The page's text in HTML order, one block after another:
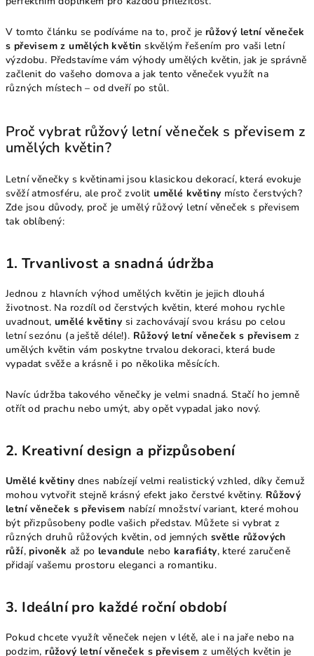
V tomto článku se podíváme na to, proč je růžový letní věneček
s převisem z umělých květin skvělým řešením pro vaši letní
výzdobu. Představíme vám výhody umělých květin, jak je správně
začlenit do vašeho domova a jak tento věneček využít na
různých místech – od dveří po stůl.
Proč vybrat růžový letní věneček s převisem z
umělých květin?
Letní věnečky s květinami jsou klasickou dekorací, která evokuje
svěží atmosféru, ale proč zvolitumělé květiny místo čerstvých?
Zde jsou důvody, proč je umělý růžový letní věneček s převisem
tak oblíbený:
1.Trvanlivost a snadná údržba
Jednou z hlavních výhod umělých květin je jejich dlouhá
životnost. Na rozdíl od čerstvých květin, které mohou rychle
uvadnout,umělé květiny si zachovávají svou krásu po celou
letní sezónu (a ještě déle!). Růžový letní věneček s převisem z
umělých květin vám poskytne trvalou dekoraci, která bude
vypadat svěže a krásně i po několika měsících.
Navíc údržba takového věnečky je velmi snadná. Stačí ho jemně
otřít od prachu nebo umýt, aby opět vypadal jako nový.
2. Kreativní design a přizpůsobení
Umělé květiny dnes nabízejí velmi realistický vzhled, díky čemuž
mohou vytvořit stejně krásný efekt jako čerstvé květiny. Růžový
letní věneček s převisem nabízí množství variant, které mohou
být přizpůsobeny podle vašich představ. Můžete si vybrat z
různých druhů růžových květin, od jemných světle růžových
růží, pivoněk až po levandule nebo karafiáty, které zaručeně
přidají vašemu prostoru eleganci a romantiku.
3. Ideální pro každé roční období
Pokud chcete využít věneček nejen v létě, ale i na jaře nebo na
podzim, růžový letní věneček s převisem z umělých květin je